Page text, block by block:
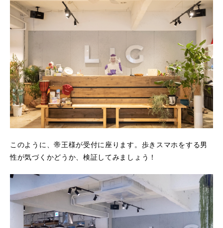
このように、帝王様が受付に座ります。歩きスマホをする男
性が気づくかどうか、検証してみましょう！